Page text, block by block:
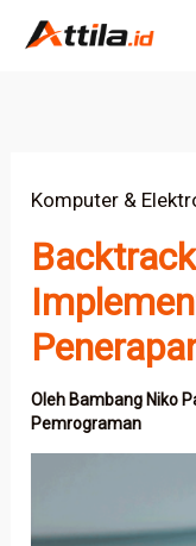
Lewati
Komputer &
OlehBambang Niko
Pemrograman